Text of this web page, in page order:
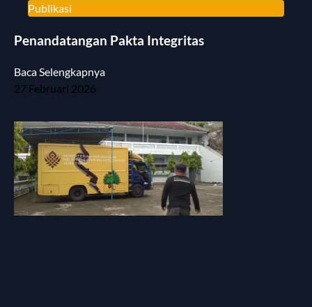
Publikasi
Penandatangan Pakta Integritas
Baca Selengkapnya
27 Februari 2026